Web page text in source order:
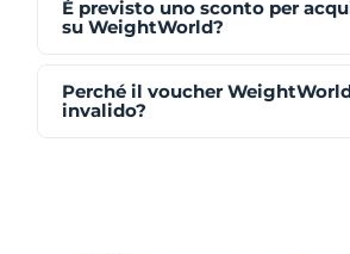
È previsto uno sconto per
su WeightWorld?
Perché il voucher
invalido?